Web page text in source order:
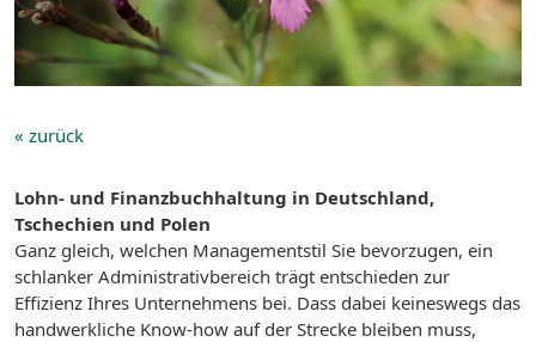
« zurück
Lohn- und Finanzbuchhaltung in Deutschland,
Tschechien und Polen
Ganz gleich, welchen Managementstil Sie bevorzugen, ein
schlanker Administrativbereich trägt entschieden zur
Effizienz Ihres Unternehmens bei. Dass dabei keineswegs das
handwerkliche Know-how auf der Strecke bleiben muss,